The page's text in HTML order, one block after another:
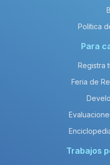
Política
Para
Registra
Feria de
Trabajos